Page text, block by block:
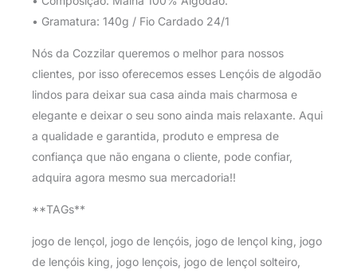
• Gramatura: 140g / Fio Cardado 24/1
Nós da Cozzilar queremos o melhor para nossos
clientes, por isso oferecemos esses Lençóis de algodão
lindos para deixar sua casa ainda mais charmosa e
elegante e deixar o seu sono ainda mais relaxante. Aqui
a qualidade e garantida, produto e empresa de
confiança que não engana o cliente, pode confiar,
adquira agora mesmo sua mercadoria!!
**TAGs**
jogo de lençol, jogo de lençóis, jogo de lençol king, jogo
de lençóis king, jogo lençois, jogo de lençol solteiro,